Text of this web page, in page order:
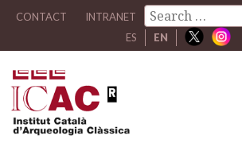
CONTACT INTRANET
ES
EN